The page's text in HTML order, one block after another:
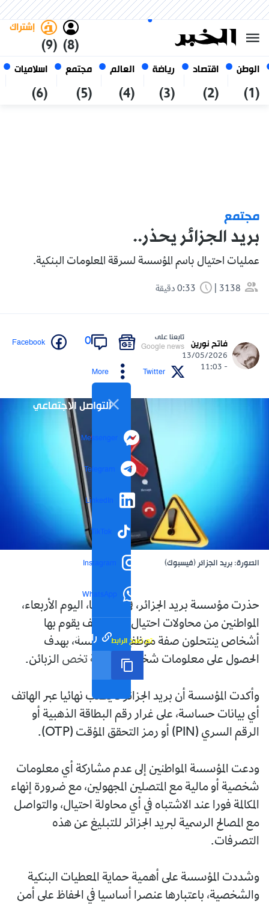
الوطن
(1)
اقتصاد
(2)
رياضة
(3)
العالم
(4)
مجتمع
(5)
اسلاميات
(6)
(8)
إشتراك
(9)
أغسطس 2026
الجزائر
مجتمع
بريد الجزائر يحذر..
عمليات احتيال باسم المؤسسة لسرقة المعلومات البنكية.
3138
فاتح نورين
13/05/2026
- 11:03
تابعنا على
Google news
0
Facebook
Twitter
More
التواصل الاجتماعي
Messenger
Telegram
LinkedIn
TikTok
Instagram
WhatsApp
رابط مختصر تم نسخ الرابط
الصورة: بريد الجزائر (فيسبوك)
حذرت مؤسسة بريد الجزائر، في بيان لها، اليوم الأربعاء،
المواطنين من محاولات احتيال عبر الهاتف يقوم بها
أشخاص ينتحلون صفة موظفين بالمؤسسة، بهدف
الحصول على معلومات شخصية ومالية تخص الزبائن.
وأكدت المؤسسة أن بريد الجزائر لا يطلب نهائيا عبر الهاتف
أي بيانات حساسة، على غرار رقم البطاقة الذهبية أو
الرقم السري (PIN) أو رمز التحقق المؤقت (OTP).
ودعت المؤسسة المواطنين إلى عدم مشاركة أي معلومات
شخصية أو مالية مع المتصلين المجهولين، مع ضرورة إنهاء
المكالمة فورا عند الاشتباه في أي محاولة احتيال، والتواصل
مع المصالح الرسمية لبريد الجزائر للتبليغ عن هذه
التصرفات.
وشددت المؤسسة على أهمية حماية المعطيات البنكية
والشخصية، باعتبارها عنصرا أساسيا في الحفاظ على أمن